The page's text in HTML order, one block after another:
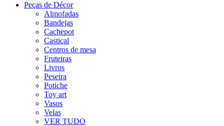
Peças de Décor
Almofadas
Bandejas
Cachepot
Castiçal
Centros de mesa
Fruteiras
Livros
Peseira
Potiche
Toy art
Vasos
Velas
VER TUDO